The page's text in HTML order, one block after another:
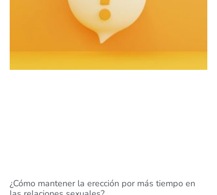
¿Cómo mantener la erección por más tiempo en